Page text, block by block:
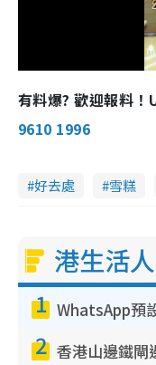
有料爆? 歡迎報料
9610 1996
好去處 雪糕
港生活
1
2